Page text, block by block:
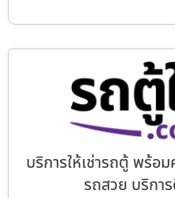
บริการให้เช่ารถตู้ พร้อ
รถสวย บริกา